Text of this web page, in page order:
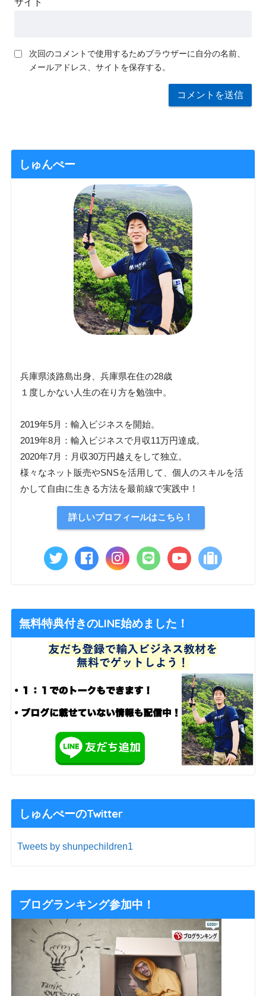
サイト
次回のコメントで使用するためブラウザーに自分の名前、
メールアドレス、サイトを保存する。
しゅんぺー
兵庫県淡路島出身、兵庫県在住の28歳
１度しかない人生の在り方を勉強中。
2019年5月：輸入ビジネスを開始。
2019年8月：輸入ビジネスで月収11万円達成。
2020年7月：月収30万円越えをして独立。
様々なネット販売やSNSを活用して、個人のスキルを活
かして自由に生きる方法を最前線で実践中！
詳しいプロフィールはこちら！
無料特典付きのLINE始めました！
しゅんぺーのTwitter
Tweets by shunpechildren1
ブログランキング参加中！